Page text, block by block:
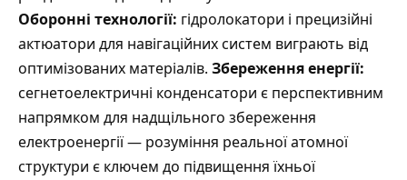
Оборонні технології: гідролокатори і прецизійні
актюатори для навігаційних систем виграють від
оптимізованих матеріалів. Збереження енергії:
сегнетоелектричні конденсатори є перспективним
напрямком для надщільного збереження
електроенергії — розуміння реальної атомної
структури є ключем до підвищення їхньої